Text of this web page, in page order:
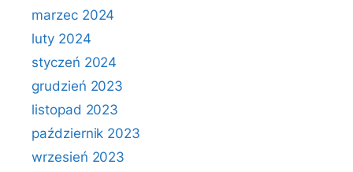
marzec 2024
luty 2024
styczeń 2024
grudzień 2023
listopad 2023
październik 2023
wrzesień 2023